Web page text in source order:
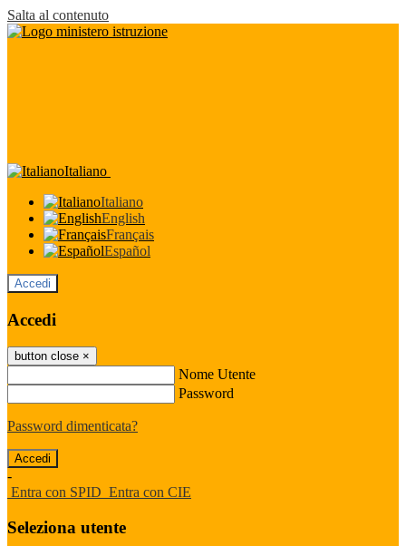
Salta al contenuto
Italiano
Italiano
English
Français
Español
Accedi
Accedi
button close ×
Nome Utente
Password
Password dimenticata?
-
Entra con SPID Entra con CIE
Seleziona utente